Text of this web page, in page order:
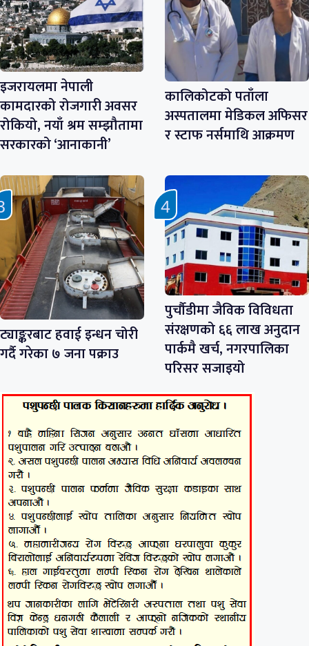
इजरायलमा नेपाली
कामदारको रोजगारी अवसर
रोकियो, नयाँ श्रम सम्झौतामा
सरकारको ‘आनाकानी’
कालिकोटको पताँला
अस्पतालमा मेडिकल अफिसर
र स्टाफ नर्समाथि आक्रमण
ट्याङ्करबाट हवाई इन्धन चोरी
गर्दै गरेका ७ जना पक्राउ
पुर्चौडीमा जैविक विविधता
संरक्षणको ६६ लाख अनुदान
पार्कमै खर्च, नगरपालिका
परिसर सजाइयो